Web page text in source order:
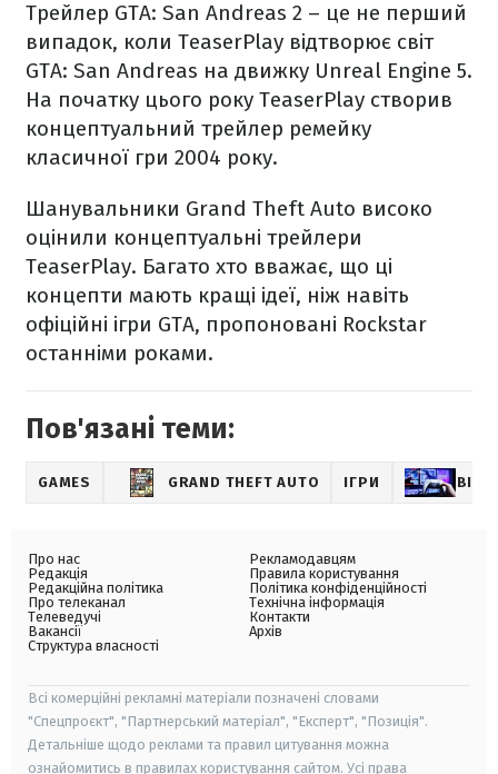
Трейлер GTA: San Andreas 2 – це не перший
випадок, коли TeaserPlay відтворює світ
GTA: San Andreas на движку Unreal Engine 5.
На початку цього року TeaserPlay створив
концептуальний трейлер ремейку
класичної гри 2004 року.
Шанувальники Grand Theft Auto високо
оцінили концептуальні трейлери
TeaserPlay. Багато хто вважає, що ці
концепти мають кращі ідеї, ніж навіть
офіційні ігри GTA, пропоновані Rockstar
останніми роками.
Пов'язані теми:
GAMES GRAND THEFT AUTO ІГРИ
Про нас
Редакція
Редакційна політика
Про телеканал
Телеведучі
Вакансії
Структура власності
Рекламодавцям
Правила користування
Політика конфіденційності
Технічна інформація
Контакти
Архів
Всі комерційні рекламні матеріали позначені словами
"Спецпроєкт", "Партнерський матеріал", "Експерт", "Позиція".
Детальніше щодо реклами та правил цитування можна
ознайомитись в правилах користування сайтом. Усі права